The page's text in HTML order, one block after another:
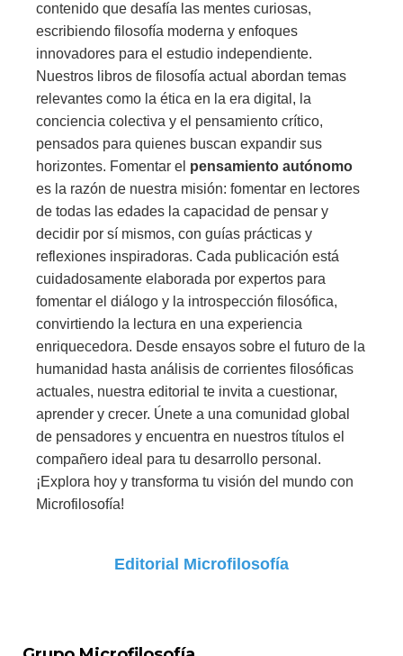
contenido que desafía las mentes curiosas,
escribiendo filosofía moderna y enfoques
innovadores para el estudio independiente.
Nuestros libros de filosofía actual abordan temas
relevantes como la ética en la era digital, la
conciencia colectiva y el pensamiento crítico,
pensados para quienes buscan expandir sus
horizontes. Fomentar el pensamiento autónomo
es la razón de nuestra misión: fomentar en lectores
de todas las edades la capacidad de pensar y
decidir por sí mismos, con guías prácticas y
reflexiones inspiradoras. Cada publicación está
cuidadosamente elaborada por expertos para
fomentar el diálogo y la introspección filosófica,
convirtiendo la lectura en una experiencia
enriquecedora. Desde ensayos sobre el futuro de la
humanidad hasta análisis de corrientes filosóficas
actuales, nuestra editorial te invita a cuestionar,
aprender y crecer. Únete a una comunidad global
de pensadores y encuentra en nuestros títulos el
compañero ideal para tu desarrollo personal.
¡Explora hoy y transforma tu visión del mundo con
Microfilosofía!
Editorial Microfilosofía